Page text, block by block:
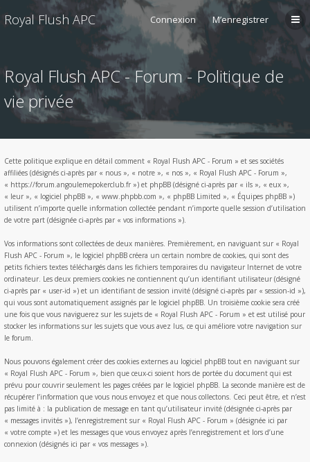
Royal Flush APC Connexion M’enregistrer
Royal Flush APC - Forum - Politique de
vie privée
Cette politique explique en détail comment « Royal Flush APC - Forum » et ses sociétés
affiliées (désignés ci-après par « nous », « notre », « nos », « Royal Flush APC - Forum »,
« https://forum.angoulemepokerclub.fr ») et phpBB (désigné ci-après par « ils », « eux »,
« leur », « logiciel phpBB », « www.phpbb.com », « phpBB Limited », « Équipes phpBB »)
utilisent n’importe quelle information collectée pendant n’importe quelle session d’utilisation
de votre part (désignée ci-après par « vos informations »).
Vos informations sont collectées de deux manières. Premièrement, en naviguant sur « Royal
Flush APC - Forum », le logiciel phpBB créera un certain nombre de cookies, qui sont des
petits fichiers textes téléchargés dans les fichiers temporaires du navigateur Internet de votre
ordinateur. Les deux premiers cookies ne contiennent qu’un identifiant utilisateur (désigné
ci-après par « user-id ») et un identifiant de session invité (désigné ci-après par « session-id »),
qui vous sont automatiquement assignés par le logiciel phpBB. Un troisième cookie sera créé
une fois que vous naviguerez sur les sujets de « Royal Flush APC - Forum » et est utilisé pour
stocker les informations sur les sujets que vous avez lus, ce qui améliore votre navigation sur
le forum.
Nous pouvons également créer des cookies externes au logiciel phpBB tout en naviguant sur
« Royal Flush APC - Forum », bien que ceux-ci soient hors de portée du document qui est
prévu pour couvrir seulement les pages créées par le logiciel phpBB. La seconde manière est de
récupérer l’information que vous nous envoyez et que nous collectons. Ceci peut être, et n’est
pas limité à : la publication de message en tant qu’utilisateur invité (désignée ci-après par
« messages invités »), l’enregistrement sur « Royal Flush APC - Forum » (désignée ici par
« votre compte ») et les messages que vous envoyez après l’enregistrement et lors d’une
connexion (désignés ici par « vos messages »).